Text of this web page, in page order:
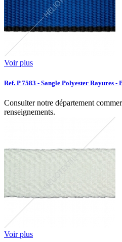
Voir plus
Ref. P 7583 - Sangle Polyester Rayures -
Consulter notre département
renseignements.
Voir plus